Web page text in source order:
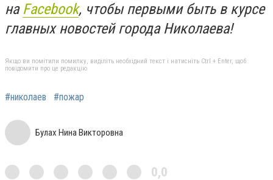
на Facebook, чтобы первыми быть в курсе
главных новостей города Николаева!
Якщо ви помітили помилку, виділіть необхідний текст і натисніть Ctrl + Enter, щоб
повідомити про це редакцію
#николаев #пожар
Булах Нина Викторовна
0,0